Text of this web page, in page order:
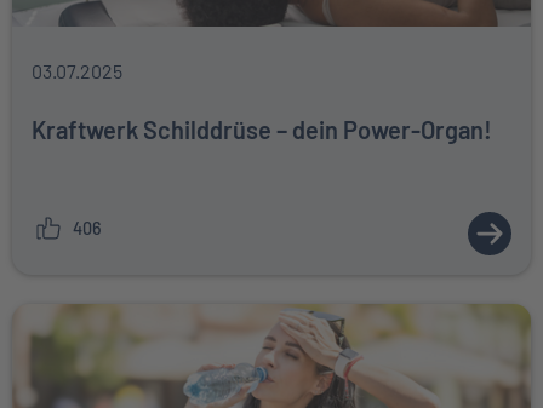
03.07.2025
Kraftwerk Schilddrüse – dein Power-Organ!
406
ZUM